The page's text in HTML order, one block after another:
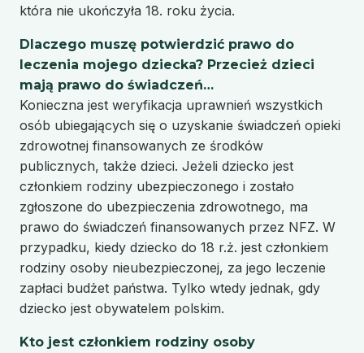
która nie ukończyła 18. roku życia.
Dlaczego muszę potwierdzić prawo do
leczenia mojego dziecka? Przecież dzieci
mają prawo do świadczeń…
Konieczna jest weryfikacja uprawnień wszystkich
osób ubiegających się o uzyskanie świadczeń opieki
zdrowotnej finansowanych ze środków
publicznych, także dzieci. Jeżeli dziecko jest
członkiem rodziny ubezpieczonego i zostało
zgłoszone do ubezpieczenia zdrowotnego, ma
prawo do świadczeń finansowanych przez NFZ. W
przypadku, kiedy dziecko do 18 r.ż. jest członkiem
rodziny osoby nieubezpieczonej, za jego leczenie
zapłaci budżet państwa. Tylko wtedy jednak, gdy
dziecko jest obywatelem polskim.
Kto jest członkiem rodziny osoby